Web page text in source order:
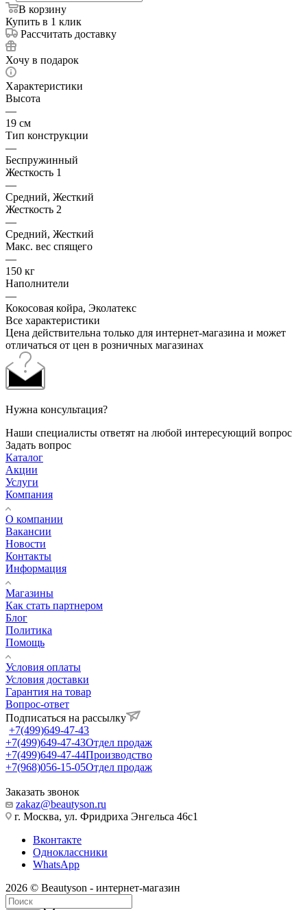
В корзину
Купить в 1 клик
Рассчитать доставку
Хочу в подарок
Характеристики
Высота
—
19 см
Тип конструкции
—
Беспружинный
Жесткость 1
—
Средний, Жесткий
Жесткость 2
—
Средний, Жесткий
Макс. вес спящего
—
150 кг
Наполнители
—
Кокосовая койра, Эколатекс
Все характеристики
Цена действительна только для интернет-магазина и может
отличаться от цен в розничных магазинах
Нужна консультация?
Наши специалисты ответят на любой интересующий вопрос
Задать вопрос
Каталог
Акции
Услуги
Компания
О компании
Вакансии
Новости
Контакты
Информация
Магазины
Как стать партнером
Блог
Политика
Помощь
Условия оплаты
Условия доставки
Гарантия на товар
Вопрос-ответ
Подписаться на рассылку
+7(499)649-47-43
+7(499)649-47-43Отдел продаж
+7(499)649-47-44Производство
+7(968)056-15-05Отдел продаж
Заказать звонок
zakaz@beautyson.ru
г. Москва, ул. Фридриха Энгельса 46с1
Вконтакте
Одноклассники
WhatsApp
2026 © Beautyson - интернет-магазин